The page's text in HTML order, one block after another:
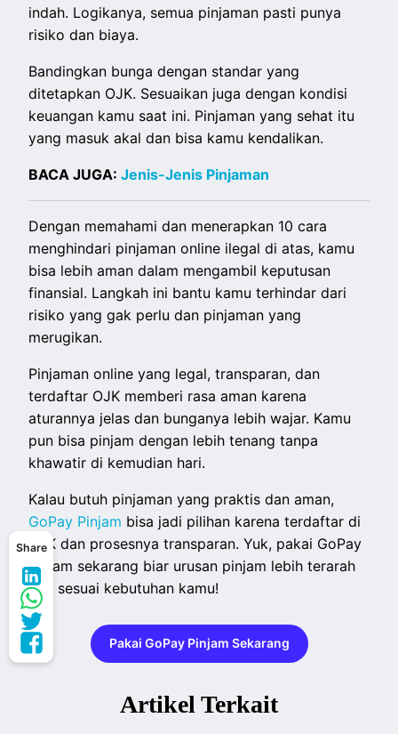
Share
indah. Logikanya, semua pinjaman pasti punya
risiko dan biaya.
Bandingkan bunga dengan standar yang
ditetapkan OJK. Sesuaikan juga dengan kondisi
keuangan kamu saat ini. Pinjaman yang sehat itu
yang masuk akal dan bisa kamu kendalikan.
BACA JUGA:Jenis-Jenis Pinjaman
Dengan memahami dan menerapkan 10 cara
menghindari pinjaman online ilegal di atas, kamu
bisa lebih aman dalam mengambil keputusan
finansial. Langkah ini bantu kamu terhindar dari
risiko yang gak perlu dan pinjaman yang
merugikan.
Pinjaman online yang legal, transparan, dan
terdaftar OJK memberi rasa aman karena
aturannya jelas dan bunganya lebih wajar. Kamu
pun bisa pinjam dengan lebih tenang tanpa
khawatir di kemudian hari.
Kalau butuh pinjaman yang praktis dan aman,
GoPay Pinjam bisa jadi pilihan karena terdaftar di
OJK dan prosesnya transparan. Yuk, pakai GoPay
Pinjam sekarang biar urusan pinjam lebih terarah
dan sesuai kebutuhan kamu!
Pakai GoPay Pinjam Sekarang
Artikel Terkait